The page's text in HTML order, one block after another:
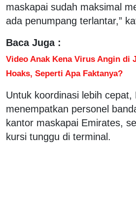
maskapai sudah maksimal
ada penumpang terlantar,”
Baca Juga :
Video Anak Kena Virus Angin di
Hoaks, Seperti Apa Faktanya?
Untuk koordinasi lebih cepat,
menempatkan personel
kantor maskapai Emirates,
kursi tunggu di terminal.